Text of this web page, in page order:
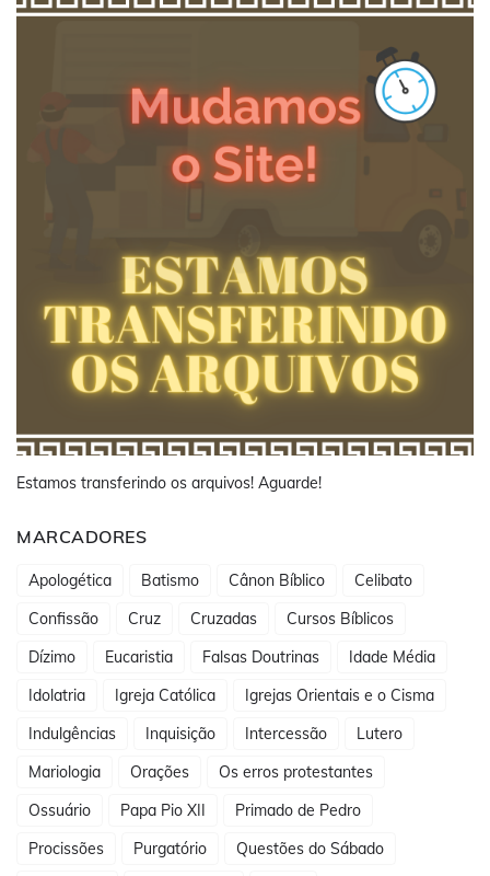
Estamos transferindo os arquivos! Aguarde!
MARCADORES
Apologética Batismo Cânon Bíblico
Celibato
Confissão
Cruz Cruzadas
Cursos Bíblicos
Dízimo
Eucaristia Falsas Doutrinas
Idade Média
Idolatria
Igreja Católica
Igrejas Orientais e o Cisma
Indulgências
Inquisição Intercessão
Lutero
Mariologia
Orações
Os erros protestantes
Ossuário
Papa Pio XII
Primado de Pedro
Procissões
Purgatório
Questões do Sábado